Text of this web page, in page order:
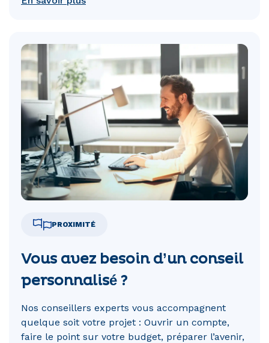
PROXIMITÉ
Vous avez besoin d’un conseil
personnalisé ?
Nos conseillers experts vous accompagnent
quelque soit votre projet : Ouvrir un compte,
faire le point sur votre budget, préparer l’avenir,